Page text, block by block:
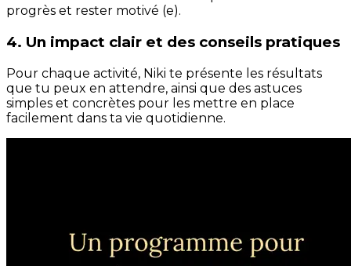
progrès et rester motivé (e).
4. Un impact clair et des conseils pratiques
Pour chaque activité, Niki te présente les résultats
que tu peux en attendre, ainsi que des astuces
simples et concrètes pour les mettre en place
facilement dans ta vie quotidienne.